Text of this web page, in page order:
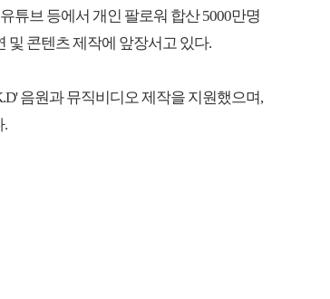
튜브 등에서 개인 팔로워 합산 5000만명
및 콘텐츠 제작에 앞장서고 있다.
음원과 뮤직비디오 제작을 지원했으며,
.